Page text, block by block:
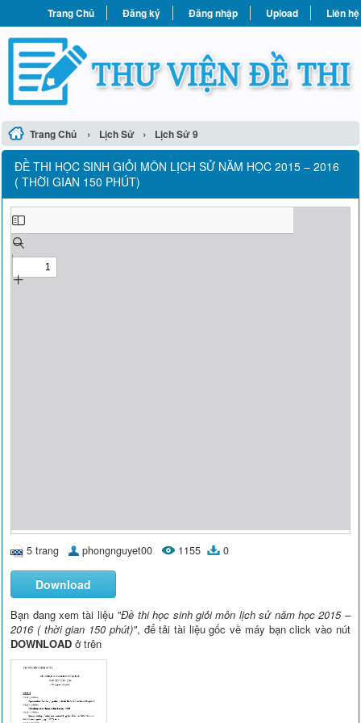
Trang Chủ Đăng ký Đăng nhập Upload Liên hệ
Trang Chủ › Lịch Sử › Lịch Sử 9
ĐỀ THI HỌC SINH GIỎI MÔN LỊCH SỬ NĂM HỌC 2015 – 2016
( THỜI GIAN 150 PHÚT)
5 trang phongnguyet00 1155 0
Download
Bạn đang xem tài liệu "Đề thi học sinh giỏi môn lịch sử năm học 2015 –
2016 ( thời gian 150 phút)", để tải tài liệu gốc về máy bạn click vào nút
DOWNLOAD ở trên